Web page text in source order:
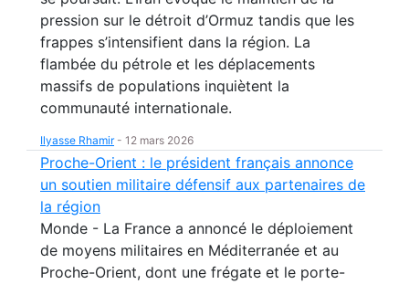
pression sur le détroit d’Ormuz tandis que les
frappes s’intensifient dans la région. La
flambée du pétrole et les déplacements
massifs de populations inquiètent la
communauté internationale.
Ilyasse Rhamir- 12 mars 2026
Proche-Orient : le président français annonce
un soutien militaire défensif aux partenaires de
la région
Monde - La France a annoncé le déploiement
de moyens militaires en Méditerranée et au
Proche-Orient, dont une frégate et le porte-